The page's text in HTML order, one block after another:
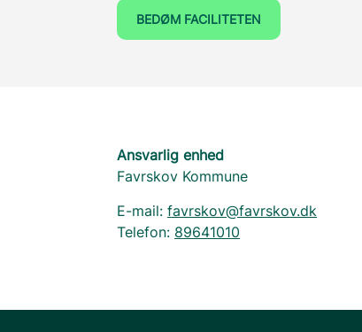
BEDØM FACILITETEN
Ansvarlig enhed
Favrskov Kommune
E-mail: favrskov@favrskov.dk
Telefon: 89641010